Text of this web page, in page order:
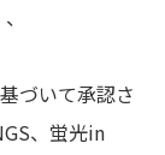
づいて承認さ
、蛍光in